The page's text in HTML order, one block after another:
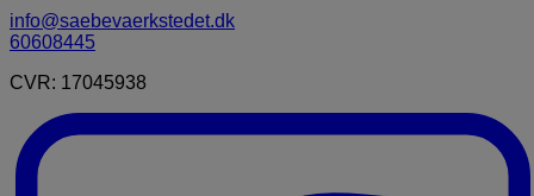
info@saebevaerkstedet.dk
60608445
CVR: 17045938